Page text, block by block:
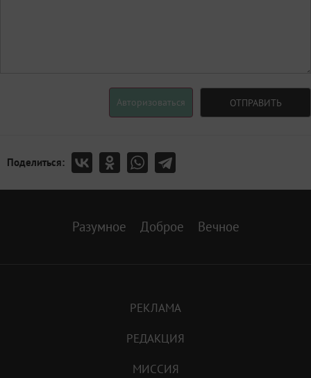
Авторизоваться ОТПРАВИТЬ
Поделиться:
Разумное Доброе Вечное
РЕКЛАМА
РЕДАКЦИЯ
МИССИЯ